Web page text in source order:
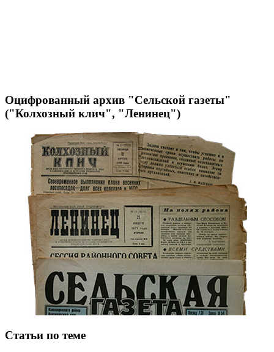
Оцифрованный архив "Сельской газеты"
("Колхозный клич", "Ленинец")
Статьи по теме